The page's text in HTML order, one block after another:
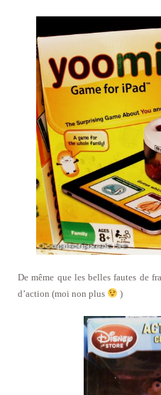
De même que les belles fautes de
d’action (moi non plus
)